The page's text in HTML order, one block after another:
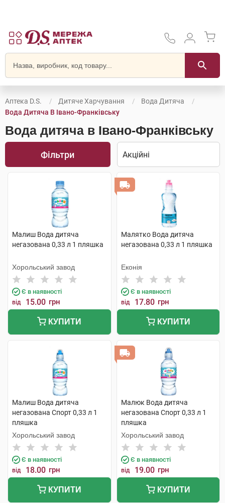
Аптека D.S. Дитяче Харчування
Вода Дитяча
Вода Дитяча В Івано-Франківську
Вода дитяча в Івано-Франківську
Фільтри
Малиш Вода дитяча
негазована 0,33 л 1 пляшка
Хорольський завод
Є в наявності
від 15.00 грн
КУПИТИ
Малятко Вода дитяча
негазована 0,33 л 1 пляшка
Еконія
Є в наявності
від 17.80 грн
КУПИТИ
Малиш Вода дитяча
негазована Спорт 0,33 л 1
пляшка
Хорольський завод
Є в наявності
від 18.00 грн
КУПИТИ
Малюк Вода дитяча
негазована Спорт 0,33 л 1
пляшка
Хорольський завод
Є в наявності
від 19.00 грн
КУПИТИ